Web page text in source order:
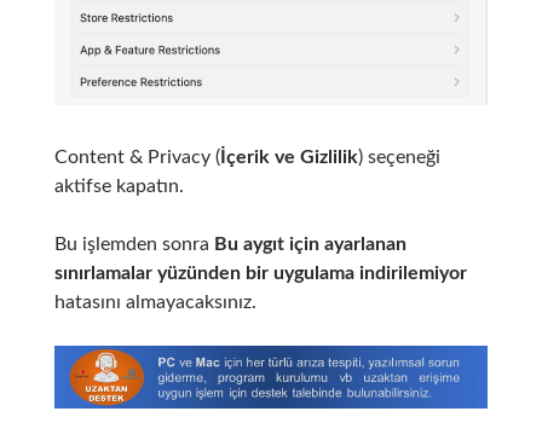
Content & Privacy (İçerik ve Gizlilik) seçeneği
aktifse kapatın.
Bu işlemden sonra Bu aygıt için ayarlanan
sınırlamalar yüzünden bir uygulama indirilemiyor
hatasını almayacaksınız.